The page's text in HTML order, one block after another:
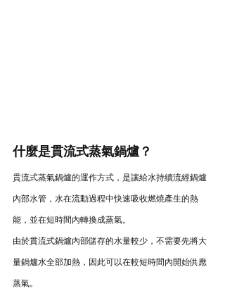
什麼是貫流式蒸氣鍋爐？
貫流式蒸氣鍋爐的運作方式，是讓給水持續流經鍋爐
內部水管，水在流動過程中快速吸收燃燒產生的熱
能，並在短時間內轉換成蒸氣。
由於貫流式鍋爐內部儲存的水量較少，不需要先將大
量鍋爐水全部加熱，因此可以在較短時間內開始供應
蒸氣。